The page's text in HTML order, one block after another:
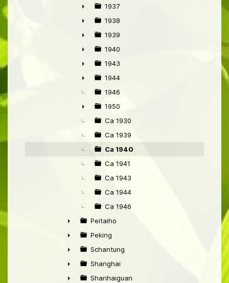
►
►
1937
►
1938
►
1939
►
1940
►
1943
►
1944
1946
►
1950
Ca 1930
Ca 1939
Ca 1940
Ca 1941
Ca 1943
Ca 1944
Ca 1946
►
Peitaiho
►
Peking
►
Schantung
►
Shanghai
Shanhaiguan